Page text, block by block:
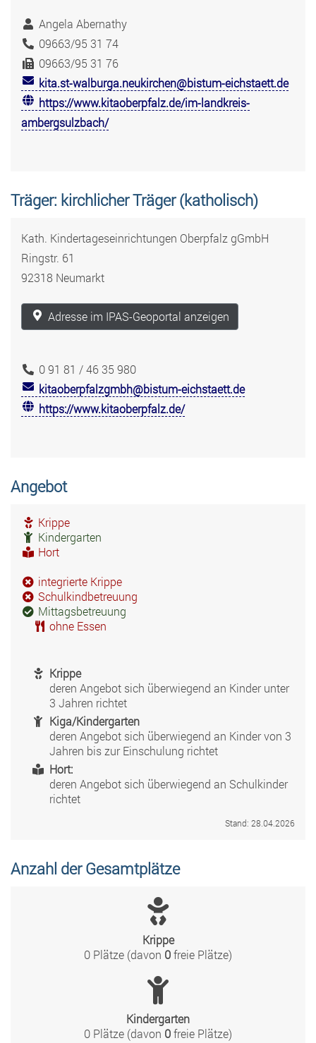
Angela Abernathy
09663/95 31 74
09663/95 31 76
kita.st-walburga.neukirchen@bistum-eichstaett.de
https://www.kitaoberpfalz.de/im-landkreis-
ambergsulzbach/
Träger: kirchlicher Träger (katholisch)
Kath. Kindertageseinrichtungen Oberpfalz gGmbH
Ringstr. 61
92318 Neumarkt
Adresse im IPAS-Geoportal anzeigen
0 91 81 / 46 35 980
kitaoberpfalzgmbh@bistum-eichstaett.de
https://www.kitaoberpfalz.de/
Angebot
Krippe
Kindergarten
Hort
integrierte Krippe
Schulkindbetreuung
Mittagsbetreuung
ohne Essen
Krippe
deren Angebot sich überwiegend an Kinder unter
3 Jahren richtet
Kiga/Kindergarten
deren Angebot sich überwiegend an Kinder von 3
Jahren bis zur Einschulung richtet
Hort:
deren Angebot sich überwiegend an Schulkinder
richtet
Stand: 28.04.2026
Anzahl der Gesamtplätze
Krippe
0 Plätze (davon 0freie Plätze)
Kindergarten
0 Plätze (davon 0freie Plätze)